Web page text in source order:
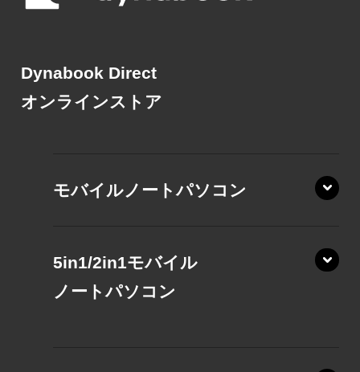
Dynabook Direct
オンラインストア
モバイルノートパソコン
5in1/2in1モバイル
ノートパソコン